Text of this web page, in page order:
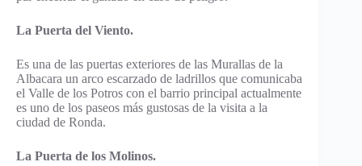
La Puerta del Viento.
Es una de las puertas exteriores de las Murallas de la
Albacara un arco escarzado de ladrillos que comunicaba
el Valle de los Potros con el barrio principal actualmente
es uno de los paseos más gustosas de la visita a la
ciudad de Ronda.
La Puerta de los Molinos.